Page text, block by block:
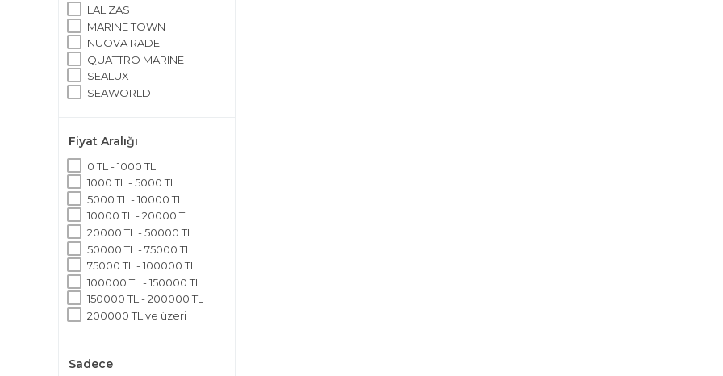
LALIZAS
MARINE TOWN
NUOVA RADE
QUATTRO MARINE
SEALUX
SEAWORLD
Fiyat Aralığı
0 TL - 1000 TL
1000 TL - 5000 TL
5000 TL - 10000 TL
10000 TL - 20000 TL
20000 TL - 50000 TL
50000 TL - 75000 TL
75000 TL - 100000 TL
100000 TL - 150000 TL
150000 TL - 200000 TL
200000 TL ve üzeri
Sadece